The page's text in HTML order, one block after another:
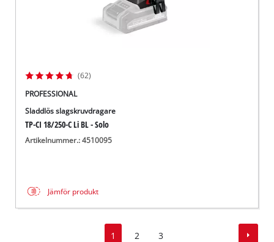
(62)
PROFESSIONAL
Sladdlös slagskruvdragare
TP-CI 18/250-C Li BL - Solo
Artikelnummer.: 4510095
Jämför produkt
1 2 3